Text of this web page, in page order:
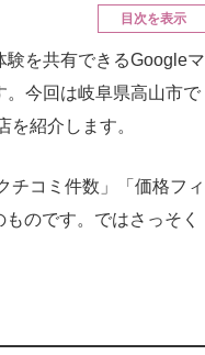
目次を表示
を共有できるGoogleマ
。今回は岐阜県高山市で
紹介します。
コミ件数」「価格フィ
のです。ではさっそく